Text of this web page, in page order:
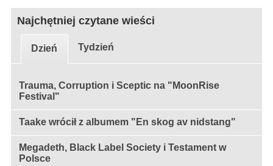
Najchętniej czytane wieści
Dzień Tydzień
Trauma, Corruption i Sceptic na "MoonRise
Festival"
Taake wrócił z albumem "En skog av nidstang"
Megadeth, Black Label Society i Testament w
Polsce